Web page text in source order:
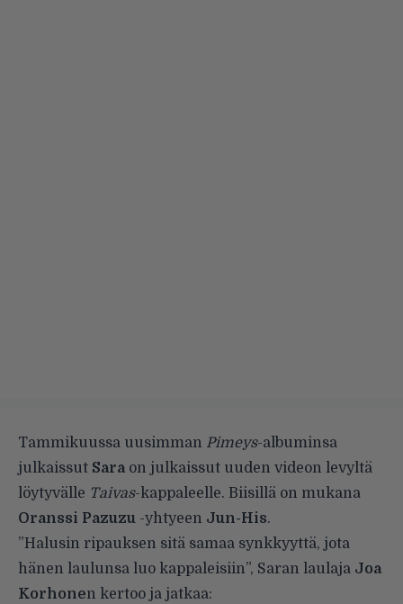
Tammikuussa uusimman Pimeys-albuminsa
julkaissut Saraon julkaissut uuden videon levyltä
löytyvälle Taivas-kappaleelle. Biisillä on mukana
Oranssi Pazuzu -yhtyeen Jun-His.
”Halusin ripauksen sitä samaa synkkyyttä, jota
hänen laulunsa luo kappaleisiin”, Saran laulaja Joa
Korhonen kertoo ja jatkaa: